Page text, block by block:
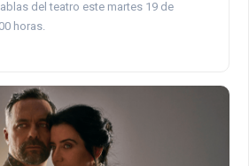
del teatro este martes 19 de
horas.